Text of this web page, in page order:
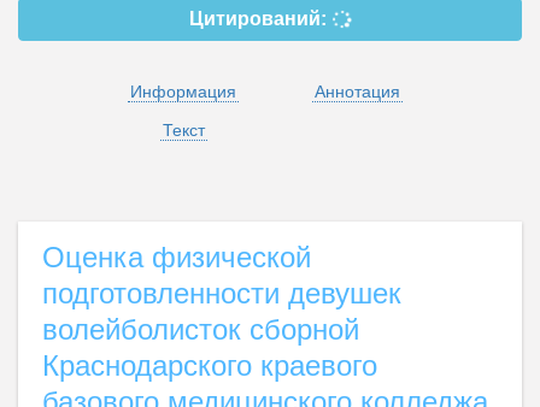
Цитирований:
Информация
Аннотация
Текст
Оценка физической
подготовленности девушек
волейболисток сборной
Краснодарского краевого